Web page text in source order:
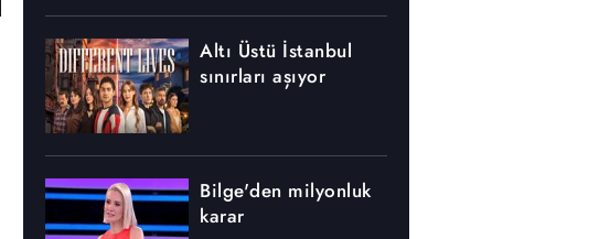
Altı Üstü İstanbul
sınırları aşıyor
Bilge'den milyonluk
karar